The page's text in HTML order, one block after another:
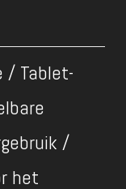
/ Tablet-
/
het